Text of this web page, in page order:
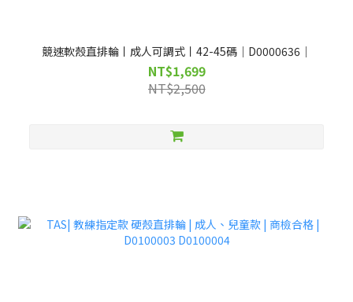
競速軟殼直排輪丨成人可調式丨42-45碼｜D0000636｜
NT$1,699
NT$2,500